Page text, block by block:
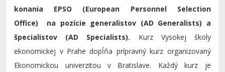
konania EPSO (European Personnel Selection
Office) na pozície generalistov (AD Generalists) a
špecialistov (AD Specialists). Kurz Vysokej školy
ekonomickej v Prahe dopĺňa prípravný kurz organizovaný
Ekonomickou univerzitou v Bratislave. Každý kurz je